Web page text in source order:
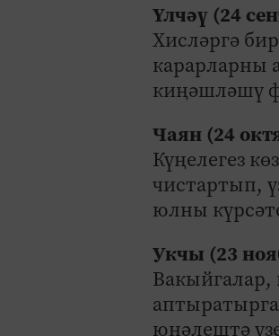
Үлчәү (24
Хисләргә
карарларны
киңәшләшү
Чаян (24
Күңелегез
чистартып,
юлны
Укчы (23
Вакыйгалар,
юнәлештә